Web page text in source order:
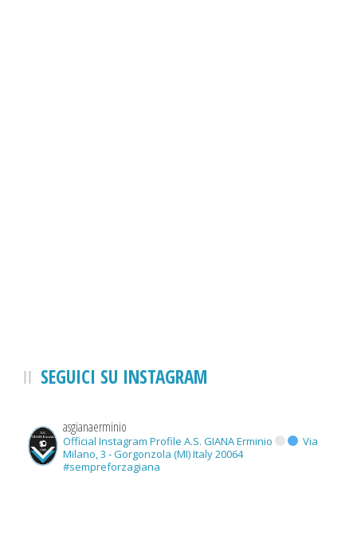
SEGUICI SU INSTAGRAM
asgianaerminio
Official Instagram Profile A.S. GIANA Erminio
Via
Milano, 3 - Gorgonzola (MI) Italy 20064
#sempreforzagiana